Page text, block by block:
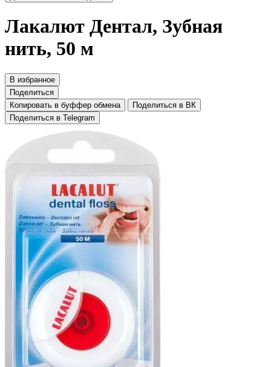
Лакалют Дентал, Зубная
нить, 50 м
В избранное
Поделиться
Копировать в буффер обмена
Поделиться в ВК
Поделиться в Telegram